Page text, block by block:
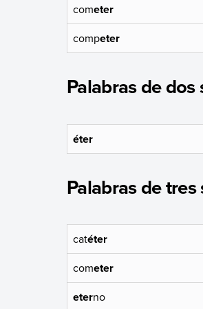
cometer
competer
Palabras de
éter
Palabras de
catéter
cometer
eterno